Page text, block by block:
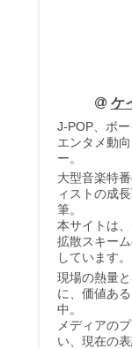
ケ
J-POP、ボ
エンタメ動
ー。
大型音楽特
ィストの成
筆。
本サイトは
拡散スキー
しています。
現場の熱量
に、価値あ
中。
メディアの
い、現在の